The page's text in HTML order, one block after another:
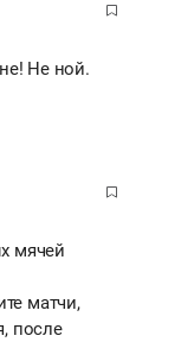
Не ной.
мячей
матчи,
после